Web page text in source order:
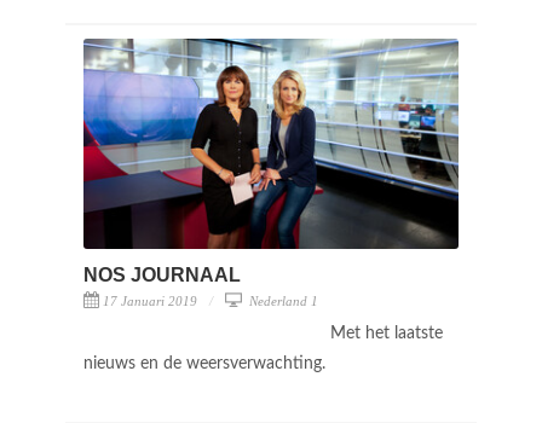
NOS JOURNAAL
17 Januari 2019 Nederland 1
Met het laatste
nieuws en de weersverwachting.